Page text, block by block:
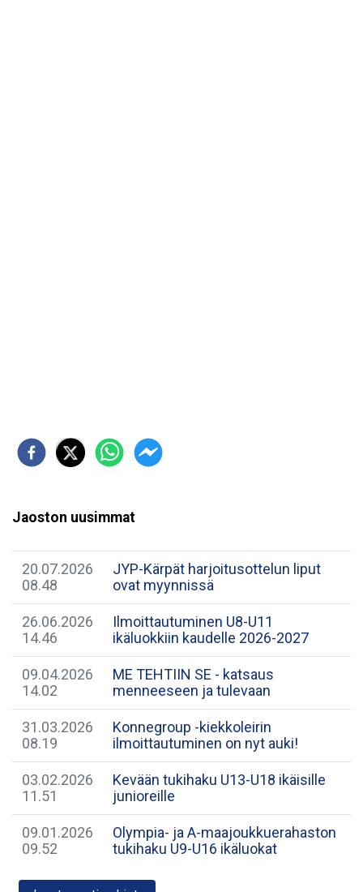
Jaoston uusimmat
20.07.2026
08.48
JYP-Kärpät harjoitusottelun liput
ovat myynnissä
26.06.2026
14.46
Ilmoittautuminen U8-U11
ikäluokkiin kaudelle 2026-2027
09.04.2026
14.02
ME TEHTIIN SE - katsaus
menneeseen ja tulevaan
31.03.2026
08.19
Konnegroup -kiekkoleirin
ilmoittautuminen on nyt auki!
03.02.2026
11.51
Kevään tukihaku U13-U18 ikäisille
junioreille
09.01.2026
09.52
Olympia- ja A-maajoukkuerahaston
tukihaku U9-U16 ikäluokat